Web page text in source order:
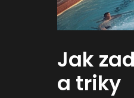
Jak
a triky